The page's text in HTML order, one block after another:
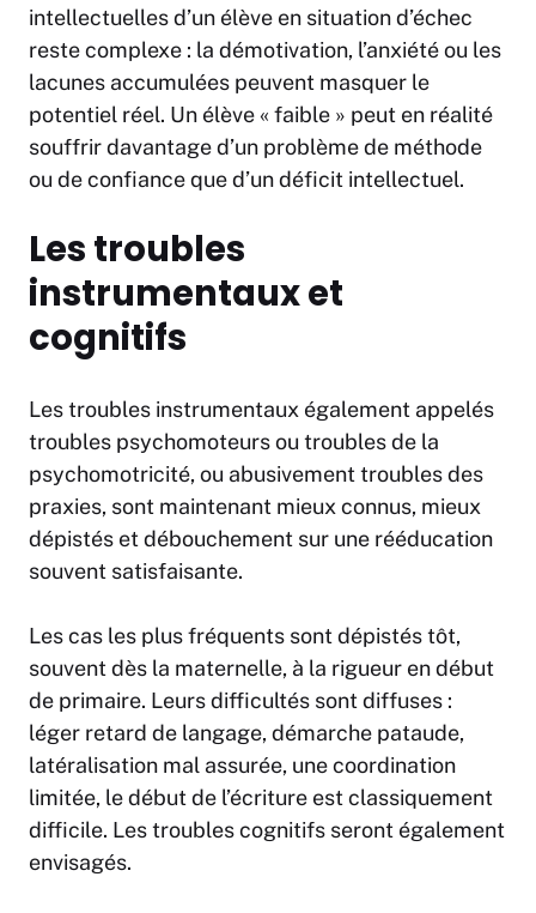
intellectuelles d’un élève en situation d’échec
reste complexe : la démotivation, l’anxiété ou les
lacunes accumulées peuvent masquer le
potentiel réel. Un élève « faible » peut en réalité
souffrir davantage d’un problème de méthode
ou de confiance que d’un déficit intellectuel.
Les troubles
instrumentaux et
cognitifs
Les troubles instrumentaux également appelés
troubles psychomoteurs ou troubles de la
psychomotricité, ou abusivement troubles des
praxies, sont maintenant mieux connus, mieux
dépistés et débouchement sur une rééducation
souvent satisfaisante.
Les cas les plus fréquents sont dépistés tôt,
souvent dès la maternelle, à la rigueur en début
de primaire. Leurs difficultés sont diffuses :
léger retard de langage, démarche pataude,
latéralisation mal assurée, une coordination
limitée, le début de l’écriture est classiquement
difficile. Les troubles cognitifs seront également
envisagés.